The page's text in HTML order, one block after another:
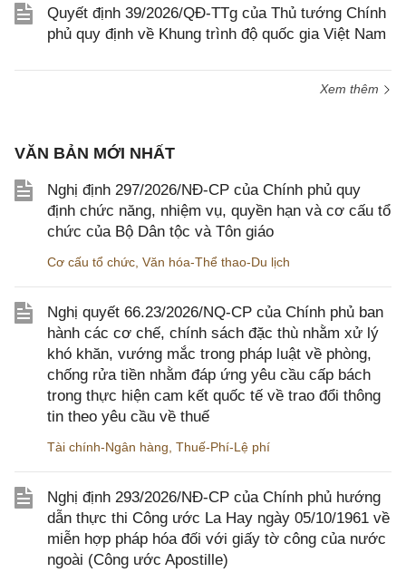
Quyết định 39/2026/QĐ-TTg của Thủ tướng Chính
phủ quy định về Khung trình độ quốc gia Việt Nam
Xem thêm
VĂN BẢN MỚI NHẤT
Nghị định 297/2026/NĐ-CP của Chính phủ quy
định chức năng, nhiệm vụ, quyền hạn và cơ cấu tổ
chức của Bộ Dân tộc và Tôn giáo
Cơ cấu tổ chức Văn hóa-Thể thao-Du lịch
Nghị quyết 66.23/2026/NQ-CP của Chính phủ ban
hành các cơ chế, chính sách đặc thù nhằm xử lý
khó khăn, vướng mắc trong pháp luật về phòng,
chống rửa tiền nhằm đáp ứng yêu cầu cấp bách
trong thực hiện cam kết quốc tế về trao đổi thông
tin theo yêu cầu về thuế
Tài chính-Ngân hàng Thuế-Phí-Lệ phí
Nghị định 293/2026/NĐ-CP của Chính phủ hướng
dẫn thực thi Công ước La Hay ngày 05/10/1961 về
miễn hợp pháp hóa đối với giấy tờ công của nước
ngoài (Công ước Apostille)